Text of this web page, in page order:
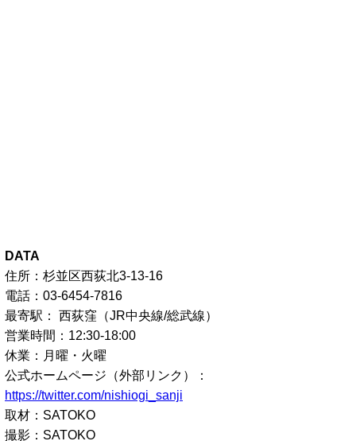
DATA
住所：杉並区西荻北3-13-16
電話：03-6454-7816
最寄駅： 西荻窪（JR中央線/総武線）
営業時間：12:30-18:00
休業：月曜・火曜
公式ホームページ（外部リンク）：
https://twitter.com/nishiogi_sanji
取材：SATOKO
撮影：SATOKO